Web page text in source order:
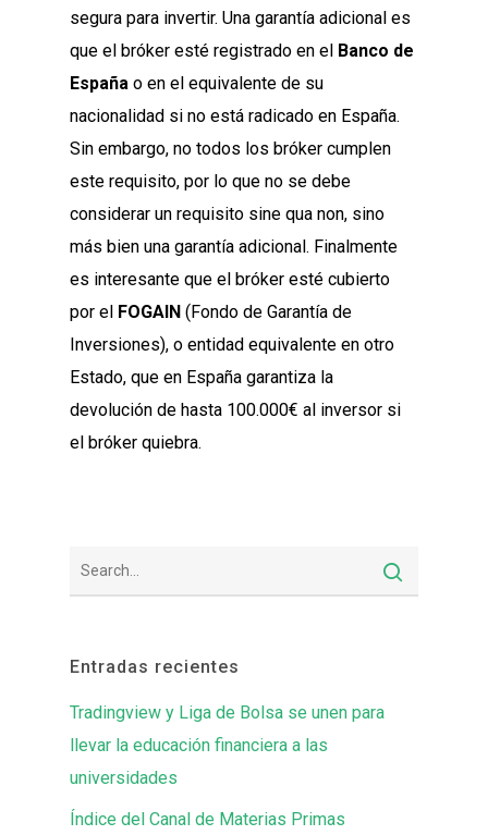
segura para invertir. Una garantía adicional es
que el bróker esté registrado en el Banco de
España o en el equivalente de su
nacionalidad si no está radicado en España.
Sin embargo, no todos los bróker cumplen
este requisito, por lo que no se debe
considerar un requisito sine qua non, sino
más bien una garantía adicional. Finalmente
es interesante que el bróker esté cubierto
por el FOGAIN (Fondo de Garantía de
Inversiones), o entidad equivalente en otro
Estado, que en España garantiza la
devolución de hasta 100.000€ al inversor si
el bróker quiebra.
Entradas recientes
Tradingview y Liga de Bolsa se unen para
llevar la educación financiera a las
universidades
Índice del Canal de Materias Primas